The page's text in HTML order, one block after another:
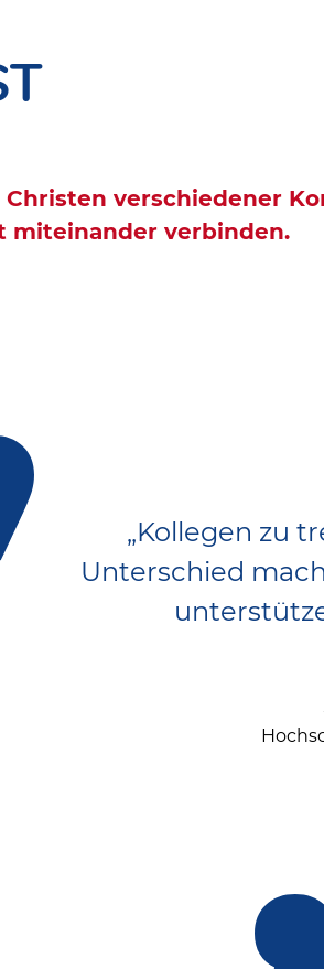
verschiedener
miteinander verbinden.
„Kollegen zu
Unterschied